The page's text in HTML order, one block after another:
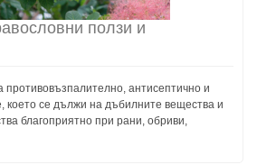
ползи и
антисептично и
което се дължи на дъбилните вещества и
благоприятно при рани, обриви,